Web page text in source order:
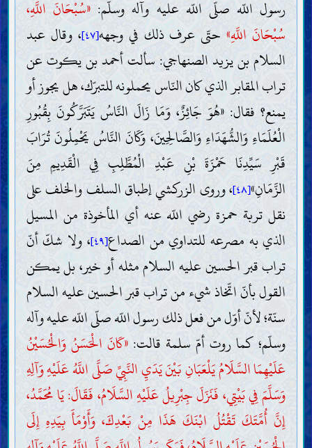
رسول اللّه صلّى اللّه عليه وآله وسلّم:«سُبْحَانَ اللَّهِ،
سُبْحَانَ اللَّهِ»حتّى عرف ذلك في وجهه[٤٧]
، وقال عبد
السلام بن يزيد الصنهاجي: سألت أحمد بن يكوت عن
تراب المقابر الذي كان النّاس يحملونه للتبرّك، هل يجوز أو
يمنع؟ فقال: «هُوَ جَائِزٌ، وَمَا زَالَ النَّاسُ يَتَبَرَّكُونَ بِقُبُورِ
الْعُلَمَاءِ وَالشُّهَدَاءِ وَالصَّالِحِينَ، وَكَانَ النَّاسُ يَحْمِلُونَ تُرَابَ
قَبْرِ سَيِّدِنَا حَمْزَةَ بْنِ عَبْدِ الْمُطَّلِبِ فِي الْقَدِيمِ مِنَ
الزَّمَانِ»[٤٨]
، وروى الزركشي إطباق السلف والخلف على
نقل تربة حمزة رضي اللّه عنه أي المأخوذة من المسيل
الذي به مصرعه للتداوي من الصداع[٤٩]
، ولا شكّ أنّ
تراب قبر الحسين عليه السلام مثله أو خير، بل يمكن
القول بأنّ اتّخاذ شيء من تراب قبر الحسين عليه السلام
سنّة؛ لأنّ أوّل من فعل ذلك رسول اللّه صلّى اللّه عليه وآله
وسلّم؛ كما روت أمّ سلمة قالت:«كَانَ الْحَسَنُ وَالْحُسَيْنُ
عَلَيْهِمَا السَّلَامُ يَلْعَبَانِ بَيْنَ يَدَيِ النَّبِيِّ صَلَّى اللَّهُ عَلَيْهِ وَآلِهِ
وَسَلَّمَ فِي بَيْتِي، فَنَزَلَ جِبْرِيلُ عَلَيْهِ السَّلَامُ، فَقَالَ: يَا مُحَمَّدُ،
إِنَّ أُمَّتَكَ تَقْتُلُ ابْنَكَ هَذَا مِنْ بَعْدِكَ، وَأَوْمَأَ بِيَدِهِ إِلَى